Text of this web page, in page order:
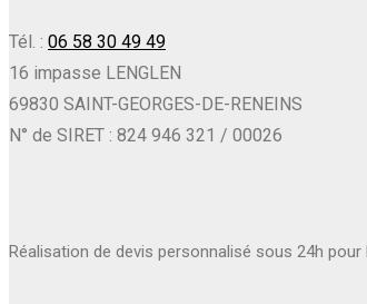
Tél. : 06 58 30 49 49
16 impasse LENGLEN
69830 SAINT-GEORGES-DE-RENEINS
N° de SIRET : 824 946 321 / 00026
Réalisation de devis personnalisé sous 24h